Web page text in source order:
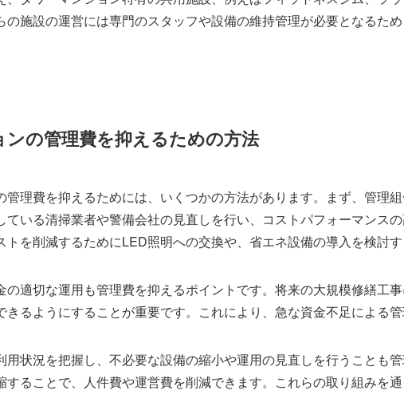
の施設の運営には専門のスタッフや設備の維持管理が必要となるた
の管理費を抑えるための方法
管理費を抑えるためには、いくつかの方法があります。まず、管理
ている清掃業者や警備会社の見直しを行い、コストパフォーマンス
トを削減するためにLED照明への交換や、省エネ設備の導入を検討す
の適切な運用も管理費を抑えるポイントです。将来の大規模修繕工
きるようにすることが重要です。これにより、急な資金不足による
用状況を把握し、不必要な設備の縮小や運用の見直しを行うことも
することで、人件費や運営費を削減できます。これらの取り組みを